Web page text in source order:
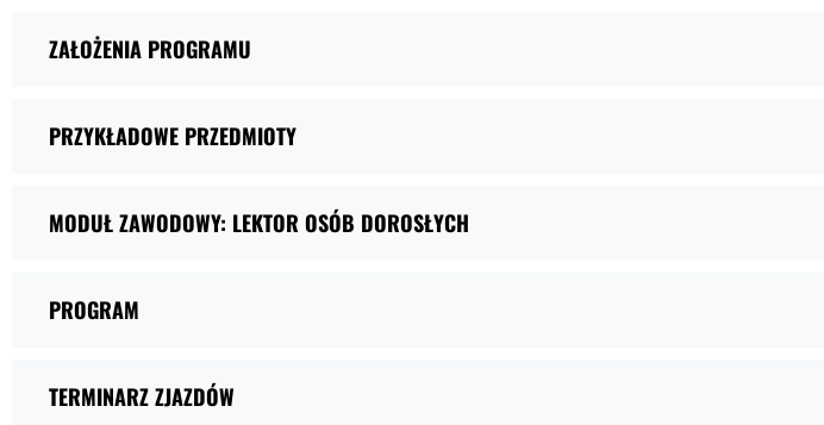
ZAŁOŻENIA PROGRAMU
PRZYKŁADOWE PRZEDMIOTY
MODUŁ ZAWODOWY: LEKTOR OSÓB DOROSŁYCH
PROGRAM
TERMINARZ ZJAZDÓW